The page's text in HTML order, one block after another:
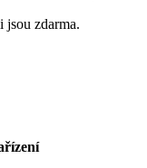
jsou zdarma.